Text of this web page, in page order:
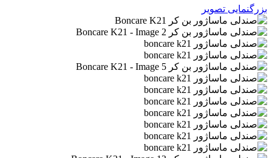
بزرگنمایی تصویر